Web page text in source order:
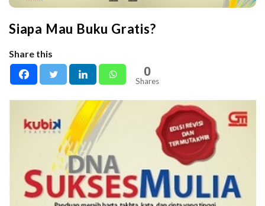
Siapa Mau Buku Gratis?
Share this
0
Shares